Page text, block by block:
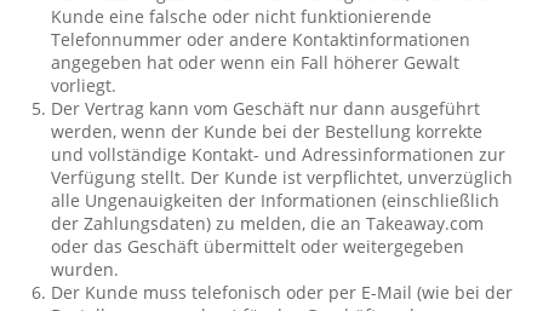
Kunde eine falsche oder nicht funktionierende
Telefonnummer oder andere Kontaktinformationen
angegeben hat oder wenn ein Fall höherer Gewalt
vorliegt.
Der Vertrag kann vom Geschäft nur dann ausgeführt
werden, wenn der Kunde bei der Bestellung korrekte
und vollständige Kontakt- und Adressinformationen zur
Verfügung stellt. Der Kunde ist verpflichtet, unverzüglich
alle Ungenauigkeiten der Informationen (einschließlich
der Zahlungsdaten) zu melden, die an Takeaway.com
oder das Geschäft übermittelt oder weitergegeben
wurden.
Der Kunde muss telefonisch oder per E-Mail (wie bei der